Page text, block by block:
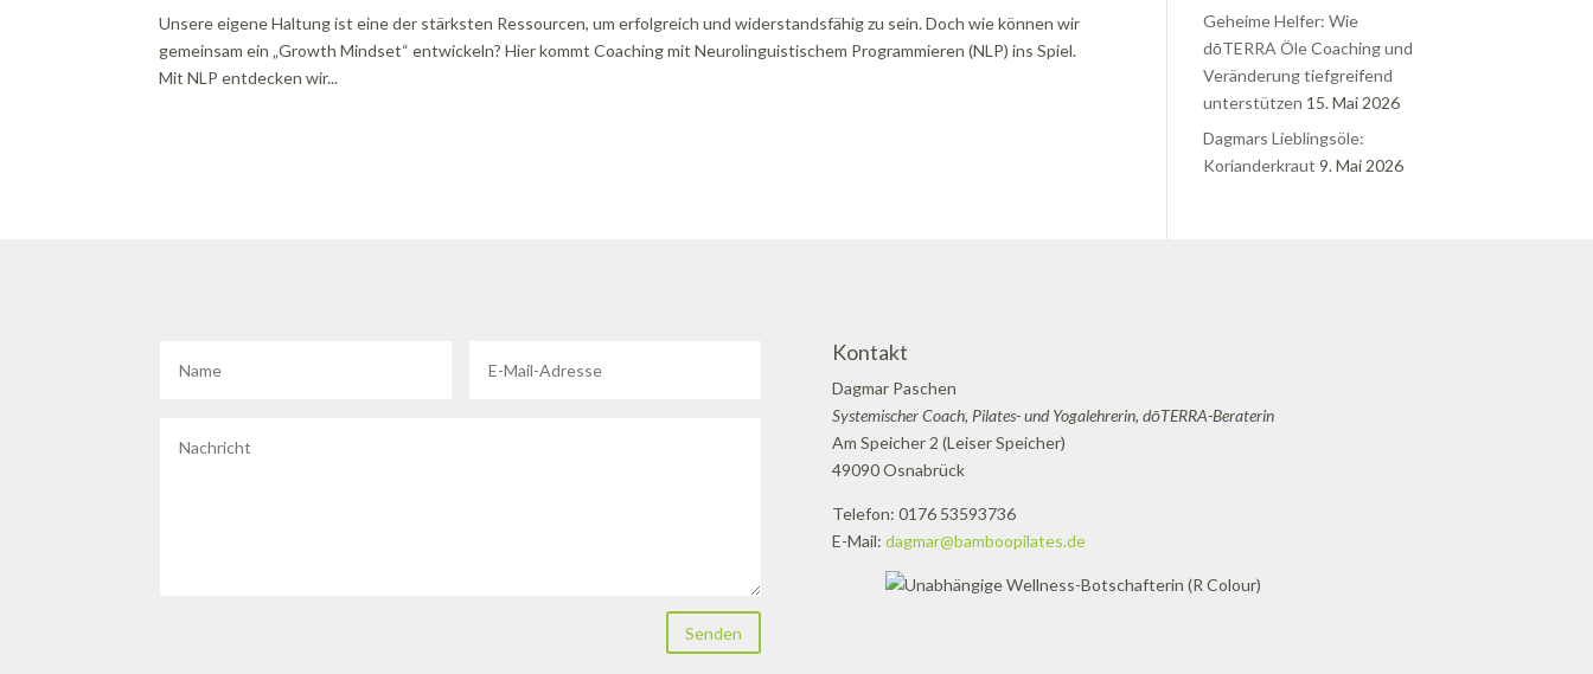
Unsere eigene Haltung ist eine der stärksten Ressourcen, um erfolgreich und widerstandsfähig zu sein. Doch wie können wir
gemeinsam ein „Growth Mindset“ entwickeln? Hier kommt Coaching mit Neurolinguistischem Programmieren (NLP) ins Spiel.
Mit NLP entdecken wir...
Geheime Helfer: Wie
dōTERRA Öle Coaching und
Veränderung tiefgreifend
unterstützen 15. Mai 2026
Dagmars Lieblingsöle:
Korianderkraut 9. Mai 2026
Senden
Kontakt
Dagmar Paschen
Systemischer Coach, Pilates- und Yogalehrerin, dōTERRA-Beraterin
Am Speicher 2 (Leiser Speicher)
49090 Osnabrück
Telefon: 0176 53593736
E-Mail: dagmar@bamboopilates.de